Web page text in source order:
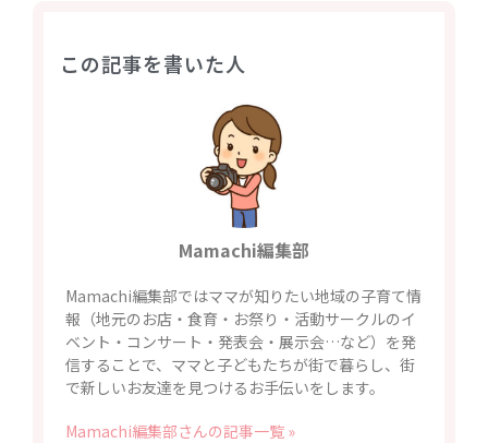
この記事を書いた人
Mamachi編集部
Mamachi編集部ではママが知りたい地域の子育て情
報（地元のお店・食育・お祭り・活動サークルのイ
ベント・コンサート・発表会・展示会…など）を発
信することで、ママと子どもたちが街で暮らし、街
で新しいお友達を見つけるお手伝いをします。
Mamachi編集部さんの記事一覧 »